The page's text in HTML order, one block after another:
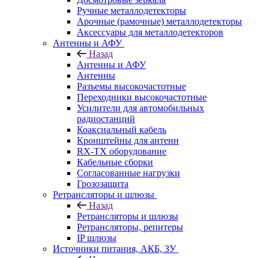
Ручные металлодетекторы
Арочные (рамочные) металлодетекторы
Аксессуары для металлодетекторов
Антенны и АФУ
Назад
Антенны и АФУ
Антенны
Разъемы высокочастотные
Переходники высокочастотные
Усилители для автомобильных
радиостанций
Коаксиальный кабель
Кронштейны для антенн
RX-TX оборудование
Кабельные сборки
Согласованные нагрузки
Грозозащита
Ретрансляторы и шлюзы
Назад
Ретрансляторы и шлюзы
Ретрансляторы, репитеры
IP шлюзы
Источники питания, АКБ, ЗУ